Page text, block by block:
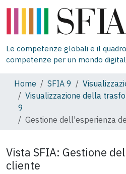
Le competenze globali e il
competenze per un mondo
Home SFIA 9
Visualizzazione della
9
Gestione dell'esperienza
Vista SFIA: Gestione
cliente